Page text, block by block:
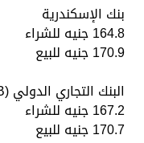
بنك الإسكندرية
164.8 جنيه للشراء
170.9 جنيه للبيع
البنك التجاري الدولي (CIB)
167.2 جنيه للشراء
170.7 جنيه للبيع